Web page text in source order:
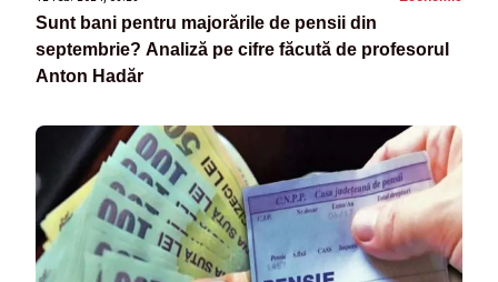
Sunt bani pentru majorările de pensii din
septembrie? Analiză pe cifre făcută de profesorul
Anton Hadăr